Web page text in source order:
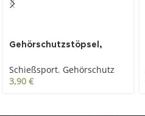
Gehörschutzstöpsel,
Schießsport, Gehörschutz
3,90 €